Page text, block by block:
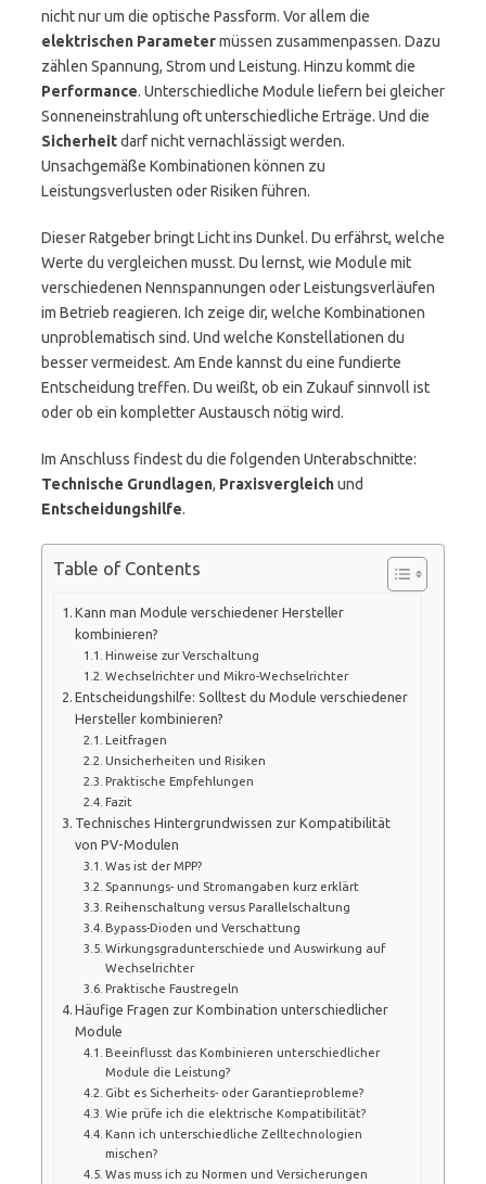
nicht nur um die optische Passform. Vor allem die
elektrischen Parametermüssen zusammenpassen. Dazu
zählen Spannung, Strom und Leistung. Hinzu kommt die
Performance. Unterschiedliche Module liefern bei gleicher
Sonneneinstrahlung oft unterschiedliche Erträge. Und die
Sicherheitdarf nicht vernachlässigt werden.
Unsachgemäße Kombinationen können zu
Leistungsverlusten oder Risiken führen.
Dieser Ratgeber bringt Licht ins Dunkel. Du erfährst, welche
Werte du vergleichen musst. Du lernst, wie Module mit
verschiedenen Nennspannungen oder Leistungsverläufen
im Betrieb reagieren. Ich zeige dir, welche Kombinationen
unproblematisch sind. Und welche Konstellationen du
besser vermeidest. Am Ende kannst du eine fundierte
Entscheidung treffen. Du weißt, ob ein Zukauf sinnvoll ist
oder ob ein kompletter Austausch nötig wird.
Im Anschluss findest du die folgenden Unterabschnitte:
Technische Grundlagen, Praxisvergleichund
Entscheidungshilfe.
Table of Contents
Kann man Module verschiedener Hersteller
kombinieren?
Hinweise zur Verschaltung
Wechselrichter und Mikro-Wechselrichter
Entscheidungshilfe: Solltest du Module verschiedener
Hersteller kombinieren?
Leitfragen
Unsicherheiten und Risiken
Praktische Empfehlungen
Fazit
Technisches Hintergrundwissen zur Kompatibilität
von PV-Modulen
Was ist der MPP?
Spannungs- und Stromangaben kurz erklärt
Reihenschaltung versus Parallelschaltung
Bypass-Dioden und Verschattung
Wirkungsgradunterschiede und Auswirkung auf
Wechselrichter
Praktische Faustregeln
Häufige Fragen zur Kombination unterschiedlicher
Module
Beeinflusst das Kombinieren unterschiedlicher
Module die Leistung?
Gibt es Sicherheits- oder Garantieprobleme?
Wie prüfe ich die elektrische Kompatibilität?
Kann ich unterschiedliche Zelltechnologien
mischen?
Was muss ich zu Normen und Versicherungen